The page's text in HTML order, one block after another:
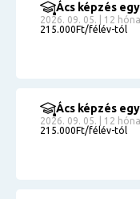
Ács képzés
2026. 09. 05. | 12
215.000Ft/félév-tól
Ács képzés
2026. 09. 05. | 12
215.000Ft/félév-tól